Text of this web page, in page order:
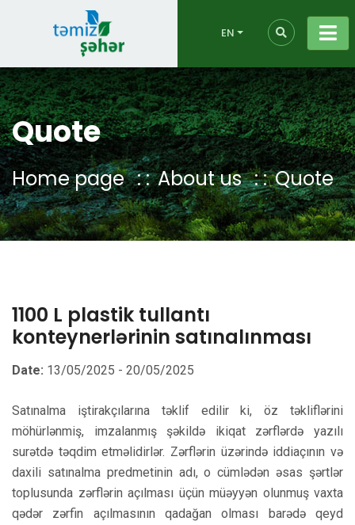
EN
Quote
Home page About us Quote
1100 L plastik tullantı
konteynerlərinin satınalınması
Date: 13/05/2025 - 20/05/2025
Satınalma iştirakçılarına təklif edilir ki, öz təkliflərini
möhürlənmiş, imzalanmış şəkildə ikiqat zərflərdə yazılı
surətdə təqdim etməlidirlər. Zərflərin üzərində iddiaçının və
daxili satınalma predmetinin adı, o cümlədən əsas şərtlər
toplusunda zərflərin açılması üçün müəyyən olunmuş vaxta
qədər zərfin açılmasının qadağan olması barədə qeyd